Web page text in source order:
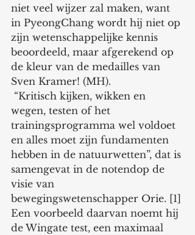
niet veel wijzer zal maken, want
in PyeongChang wordt hij niet op
zijn wetenschappelijke kennis
beoordeeld, maar afgerekend op
de kleur van de medailles van
Sven Kramer! (MH).
wegen, testen of het
trainingsprogramma wel voldoet
en alles moet zijn fundamenten
hebben in de natuurwetten”, dat is
samengevat in de notendop de
visie van
bewegingswetenschapper Orie. [1]
Een voorbeeld daarvan noemt hij
de Wingate test, een maximaal